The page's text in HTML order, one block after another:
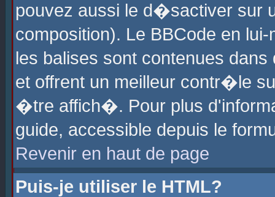
pouvez aussi le d�sactiver sur
composition). Le BBCode en
les balises sont contenues
et offrent un meilleur contr�le
�tre affich�. Pour plus
guide, accessible depuis le
Revenir en haut de page
Puis-je utiliser le HTML?